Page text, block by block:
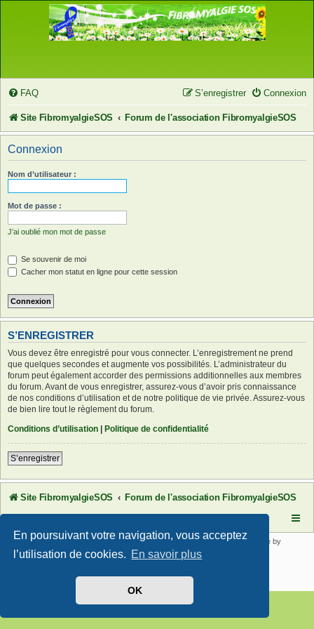
En poursuivant votre navigation, vous acceptez
l’utilisation de cookies. En savoir plus
OK
FAQ Connexion
S’enregistrer
Site FibromyalgieSOS Forum de l'association FibromyalgieSOS
Connexion
Nom d’utilisateur :
Mot de passe :
J’ai oublié mon mot de passe
Se souvenir de moi
Cacher mon statut en ligne pour cette session
S’ENREGISTRER
Vous devez être enregistré pour vous connecter. L’enregistrement ne prend
que quelques secondes et augmente vos possibilités. L’administrateur du
forum peut également accorder des permissions additionnelles aux membres
du forum. Avant de vous enregistrer, assurez-vous d’avoir pris connaissance
de nos conditions d’utilisation et de notre politique de vie privée. Assurez-vous
de bien lire tout le règlement du forum.
Conditions d’utilisation
Politique de confidentialité
S’enregistrer
Site FibromyalgieSOS Forum de l'association FibromyalgieSOS
Développé parphpBB® Forum Software © phpBB Limited | SE Square by
PhpBB3 BBCodes
Confidentialité|Conditions